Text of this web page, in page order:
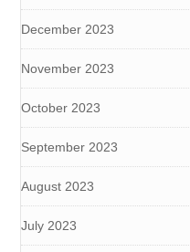
December 2023
November 2023
October 2023
September 2023
August 2023
July 2023